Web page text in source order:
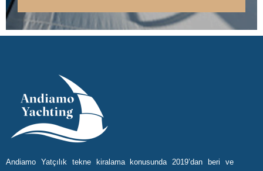
Andiamo Yatçılık tekne kiralama konusunda 2019’dan beri ve